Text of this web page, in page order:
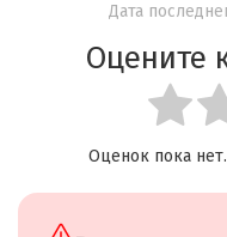
Дата
Оцените
Оценок пока